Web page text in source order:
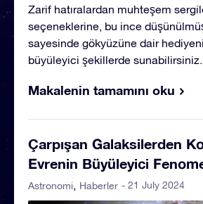
Zarif hatıralardan muhteşem
seçeneklerine, bu ince
sayesinde gökyüzüne dair
büyüleyici şekillerde sunabilirsiniz.
Makalenin tamamını oku
Çarpışan Galaksilerden
Evrenin Büyüleyici
Astronomi Haberler - 21 July 2024